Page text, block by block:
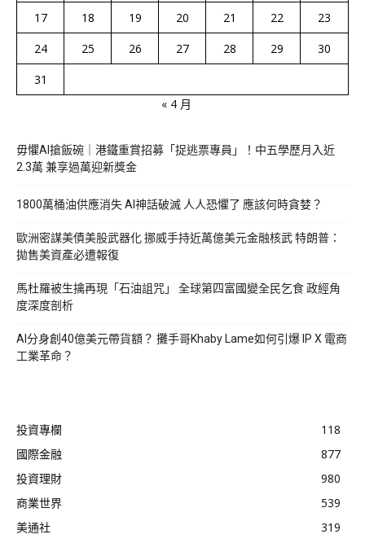
17
18 19 20 21 22
23
24
25 26 27 28 29
30
31
« 4 月
毋懼AI搶飯碗｜港鐵重賞招募「捉逃票專員」！中五學歷月入近
2.3萬 兼享過萬迎新獎金
1800萬桶油供應消失 AI神話破滅 人人恐懼了 應該何時貪婪？
歐洲密謀美債美股武器化 挪威手持近萬億美元金融核武 特朗普：
拋售美資產必遭報復
馬杜羅被生擒再現「石油詛咒」 全球第四富國變全民乞食 政經角
度深度剖析
AI分身創40億美元帶貨額？ 攤手哥Khaby Lame如何引爆 IP X 電商
工業革命？
投資專欄
118
國際金融
877
投資理財
980
商業世界
539
美通社
319